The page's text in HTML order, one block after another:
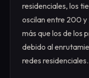
residenciales, los
oscilan entre 200
más que los de los
debido al
redes residenciales.